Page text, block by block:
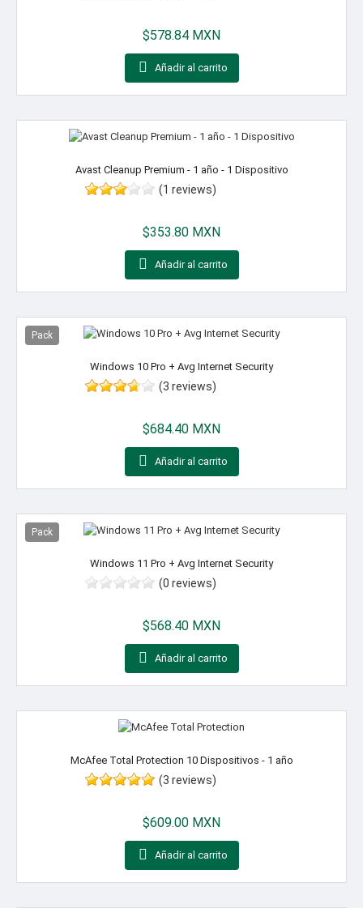
$578.84 MXN
 Añadir al carrito
Avast Cleanup Premium - 1 año - 1 Dispositivo
(1 reviews)
$353.80 MXN
 Añadir al carrito
Pack
Windows 10 Pro + Avg Internet Security
(3 reviews)
$684.40 MXN
 Añadir al carrito
Pack
Windows 11 Pro + Avg Internet Security
(0 reviews)
$568.40 MXN
 Añadir al carrito
McAfee Total Protection 10 Dispositivos - 1 año
(3 reviews)
$609.00 MXN
 Añadir al carrito